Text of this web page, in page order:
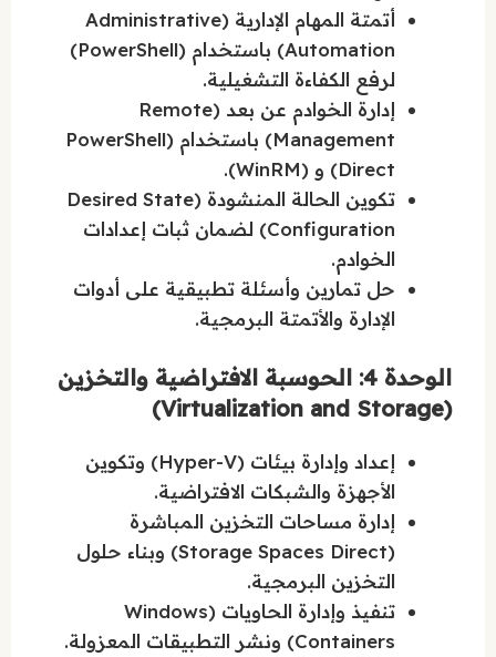
أتمتة المهام الإدارية (Administrative
Automation) باستخدام (PowerShell)
لرفع الكفاءة التشغيلية.
إدارة الخوادم عن بعد (Remote
Management) باستخدام (PowerShell
Direct) و (WinRM).
تكوين الحالة المنشودة (Desired State
Configuration) لضمان ثبات إعدادات
الخوادم.
حل تمارين وأسئلة تطبيقية على أدوات
الإدارة والأتمتة البرمجية.
الوحدة 4: الحوسبة الافتراضية والتخزين
(Virtualization and Storage)
إعداد وإدارة بيئات (Hyper-V) وتكوين
الأجهزة والشبكات الافتراضية.
إدارة مساحات التخزين المباشرة
(Storage Spaces Direct) وبناء حلول
التخزين البرمجية.
تنفيذ وإدارة الحاويات (Windows
Containers) ونشر التطبيقات المعزولة.